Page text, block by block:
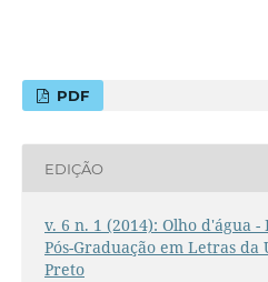
PDF
EDIÇÃO
v. 6 n. 1 (2014): Olho d'água
Pós-Graduação em Letras da
Preto